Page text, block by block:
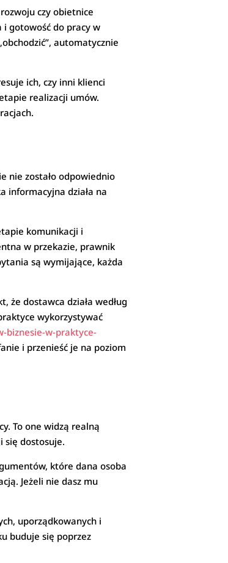
czy obietnice
i gotowość do pracy w
automatycznie
ich, czy inni klienci
realizacji umów.
nie zostało odpowiednio
informacyjna działa na
komunikacji i
w przekazie, prawnik
są wymijające, każda
że dostawca działa według
wykorzystywać
biznesie-w-praktyce-
i przenieść je na poziom
To one widzą realną
się dostosuje.
które dana osoba
Jeżeli nie dasz mu
uporządkowanych i
buduje się poprzez